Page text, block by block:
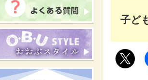
子ど